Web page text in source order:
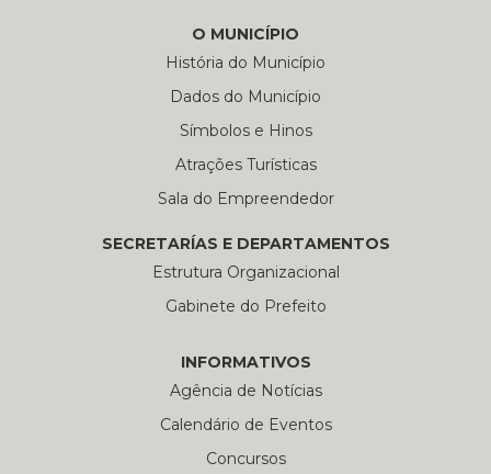
O MUNICÍPIO
História do Município
Dados do Município
Símbolos e Hinos
Atrações Turísticas
Sala do Empreendedor
SECRETARÍAS E DEPARTAMENTOS
Estrutura Organizacional
Gabinete do Prefeito
INFORMATIVOS
Agência de Notícias
Calendário de Eventos
Concursos